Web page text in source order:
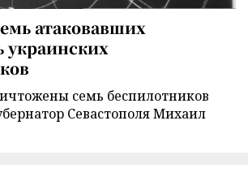
атаковавших
украинских
семь беспилотников
Севастополя Михаил